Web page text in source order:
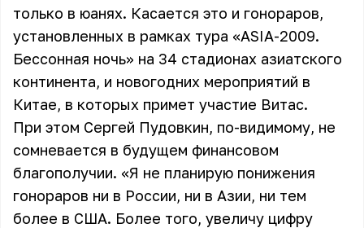
только в юанях. Касается это и гонораров,
установленных в рамках тура «ASIA-2009.
Бессонная ночь» на 34 стадионах азиатского
континента, и новогодних мероприятий в
Китае, в которых примет участие Витас.
При этом Сергей Пудовкин, по-видимому, не
сомневается в будущем финансовом
благополучии. «Я не планирую понижения
гонораров ни в России, ни в Азии, ни тем
более в США. Более того, увеличу цифру